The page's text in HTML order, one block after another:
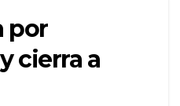
por
cierra a